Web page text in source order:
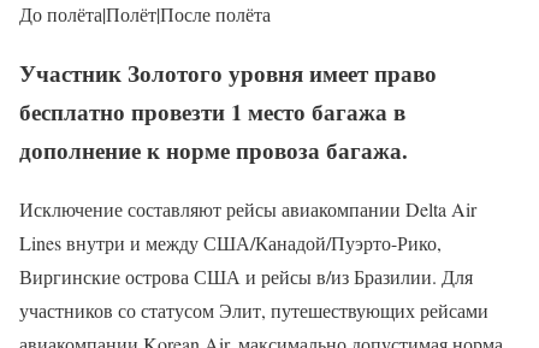
До полёта|Полёт|После полёта
Участник Золотого уровня имеет право
бесплатно провезти 1 место багажа в
дополнение к норме провоза багажа.
Исключение составляют рейсы авиакомпании Delta Air
Lines внутри и между США/Канадой/Пуэрто-Рико,
Виргинские острова США и рейсы в/из Бразилии. Для
участников со статусом Элит, путешествующих рейсами